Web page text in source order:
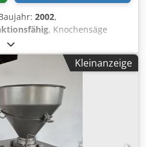
2002,
, Knochensäge
Du T Tjpfx Aiaoa 16A. 380v.
Motorbremse.
& Probelauf nach tel.
oder Vorkasse! Verkauf nur
Garantie, keine
Kleinanzeige